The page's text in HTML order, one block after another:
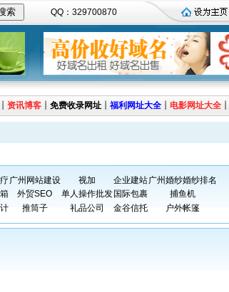
QQ：329700870
┊ 资讯博客 ┊ 免费收录网址 ┊ 福利网址大全 ┊ 电影网址大全 ┊
广州网站建设 视加 企业建站广州婚纱婚纱排名
外贸SEO 单人操作批发 国际包裹
捕鱼机
推筒子 礼品公司 金谷信托 户外帐篷